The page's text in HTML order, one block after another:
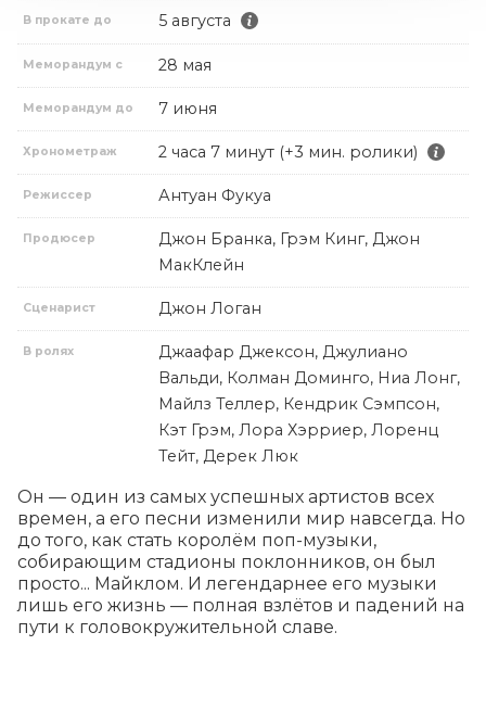
В прокате до 5 августа
Меморандум с 28 мая
Меморандум до 7 июня
Хронометраж 2 часа 7 минут (+3 мин. ролики)
Режиссер Антуан Фукуа
Продюсер
Джон Бранка, Грэм Кинг, Джон
МакКлейн
Сценарист Джон Логан
В ролях
Джаафар Джексон, Джулиано
Вальди, Колман Доминго, Ниа Лонг,
Майлз Теллер, Кендрик Сэмпсон,
Кэт Грэм, Лора Хэрриер, Лоренц
Тейт, Дерек Люк
Он — один из самых успешных артистов всех
времен, а его песни изменили мир навсегда. Но
до того, как стать королём поп-музыки,
собирающим стадионы поклонников, он был
просто... Майклом. И легендарнее его музыки
лишь его жизнь — полная взлётов и падений на
пути к головокружительной славе.